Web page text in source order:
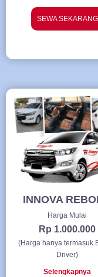
SEWA SEKARANG
INNOVA
Harga Mulai
Rp 1.000.000
(Harga hanya termasuk
Driver)
Selengkapnya